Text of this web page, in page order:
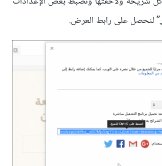
” لنحصل على رابط العرض.